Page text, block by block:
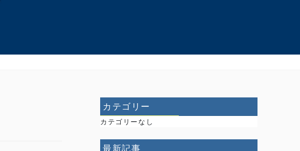
カテゴリー
カテゴリーなし
最新記事